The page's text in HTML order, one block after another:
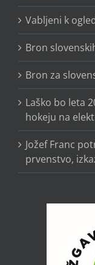
Vabljeni k
Bron
Bron za
Laško bo leta
hokeju na
Jožef Franc
prvenstvo,